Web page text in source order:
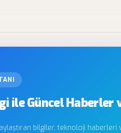
ile Güncel Haberler
bilgiler, teknoloji haberleri